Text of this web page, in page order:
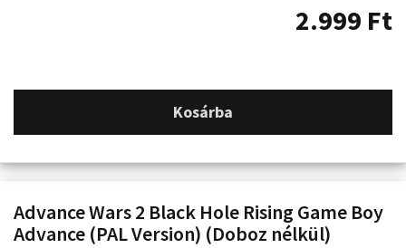
2.999 Ft
Kosárba
Advance Wars 2 Black Hole Rising Game Boy
Advance (PAL Version) (Doboz nélkül)